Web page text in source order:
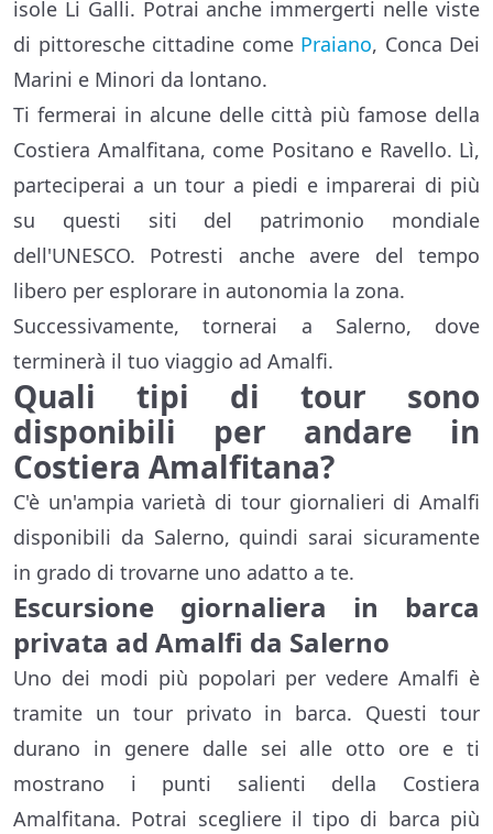
isole Li Galli. Potrai anche immergerti nelle viste
di pittoresche cittadine come Praiano, Conca Dei
Marini e Minori da lontano.
Ti fermerai in alcune delle città più famose della
Costiera Amalfitana, come Positano e Ravello. Lì,
parteciperai a un tour a piedi e imparerai di più
su questi siti del patrimonio mondiale
dell'UNESCO. Potresti anche avere del tempo
libero per esplorare in autonomia la zona.
Successivamente, tornerai a Salerno, dove
terminerà il tuo viaggio ad Amalfi.
Quali tipi di tour sono
disponibili per andare in
Costiera Amalfitana?
C'è un'ampia varietà di tour giornalieri di Amalfi
disponibili da Salerno, quindi sarai sicuramente
in grado di trovarne uno adatto a te.
Escursione giornaliera in barca
privata ad Amalfi da Salerno
Uno dei modi più popolari per vedere Amalfi è
tramite un tour privato in barca. Questi tour
durano in genere dalle sei alle otto ore e ti
mostrano i punti salienti della Costiera
Amalfitana. Potrai scegliere il tipo di barca più